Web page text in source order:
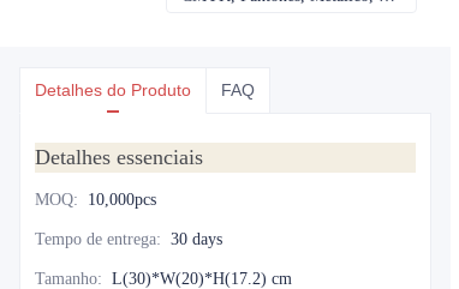
Detalhes do Produto FAQ
Detalhes essenciais
MOQ: 10,000pcs
Tempo de entrega: 30 days
Tamanho: L(30)*W(20)*H(17.2) cm